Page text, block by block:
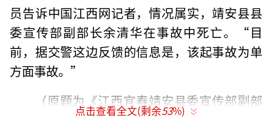
员告诉中国江西网记者，情况属实，靖安县县
委宣传部副部长余清华在事故中死亡。“目
前，据交警这边反馈的信息是，该起事故为单
方面事故。”
（原题为《江西宜春靖安县委宣传部副部
长遭遇车祸当场身亡》）
点击查看全文(剩余53%)